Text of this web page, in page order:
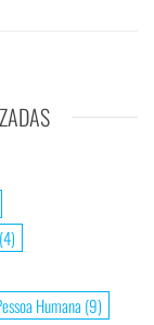
(4)
Humana (9)